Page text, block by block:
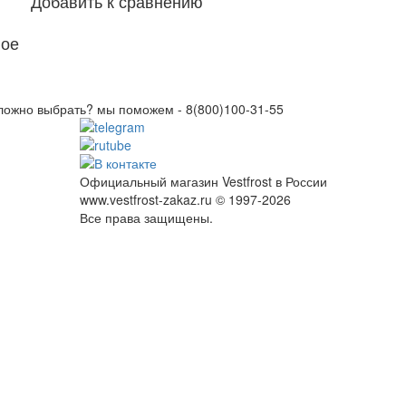
выбрать? мы поможем - 8(800)100-31-55
Официальный магазин Vestfrost в России
www.vestfrost-zakaz.ru © 1997-2026
Все права защищены.